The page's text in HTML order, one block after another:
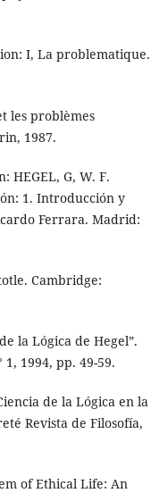
I, La problematique.
les problèmes
1987.
HEGEL, G, W. F.
1. Introducción y
Ferrara. Madrid:
Cambridge:
la Lógica de Hegel”.
1994, pp. 49-59.
de la Lógica en la
Revista de Filosofía,
of Ethical Life: An